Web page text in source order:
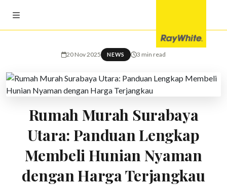
20 Nov 2025 NEWS 3 min read
Rumah Murah Surabaya
Utara: Panduan Lengkap
Membeli Hunian Nyaman
dengan Harga Terjangkau